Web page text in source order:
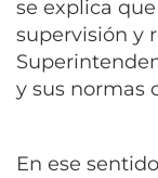
se explica
supervisión y
y sus normas
En ese